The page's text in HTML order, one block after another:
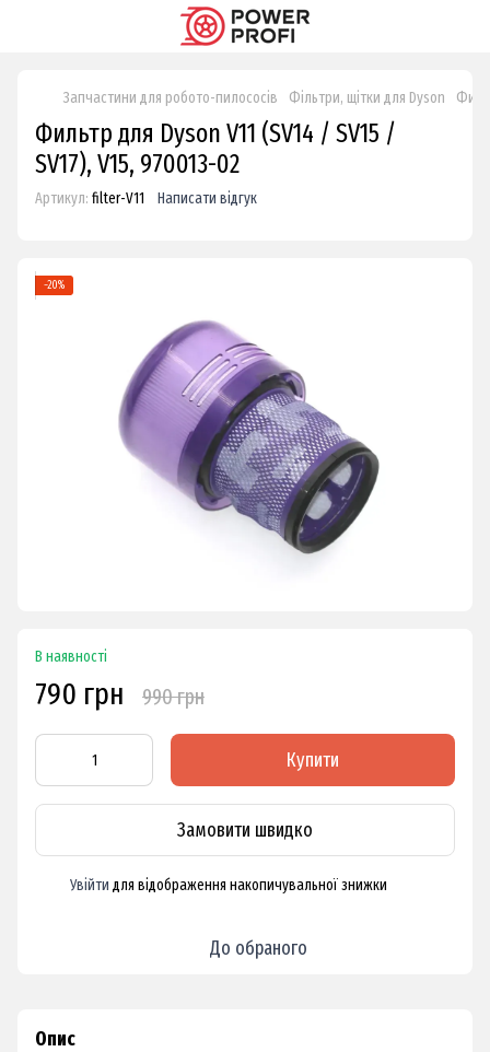
Запчастини для робото-пилососів Фільтри, щітки для Dyson
Фильтр для Dyson V11 (SV14 / SV15 /
SV17), V15, 970013-02
Артикул: filter-V11 Написати відгук
−20%
В наявності
790 грн 990 грн
Купити
Замовити швидко
Увійти для відображення накопичувальної знижки
До обраного
Опис